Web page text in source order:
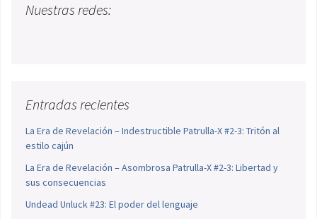
Nuestras redes:
Entradas recientes
La Era de Revelación – Indestructible Patrulla-X #2-3: Tritón al
estilo cajún
La Era de Revelación – Asombrosa Patrulla-X #2-3: Libertad y
sus consecuencias
Undead Unluck #23: El poder del lenguaje